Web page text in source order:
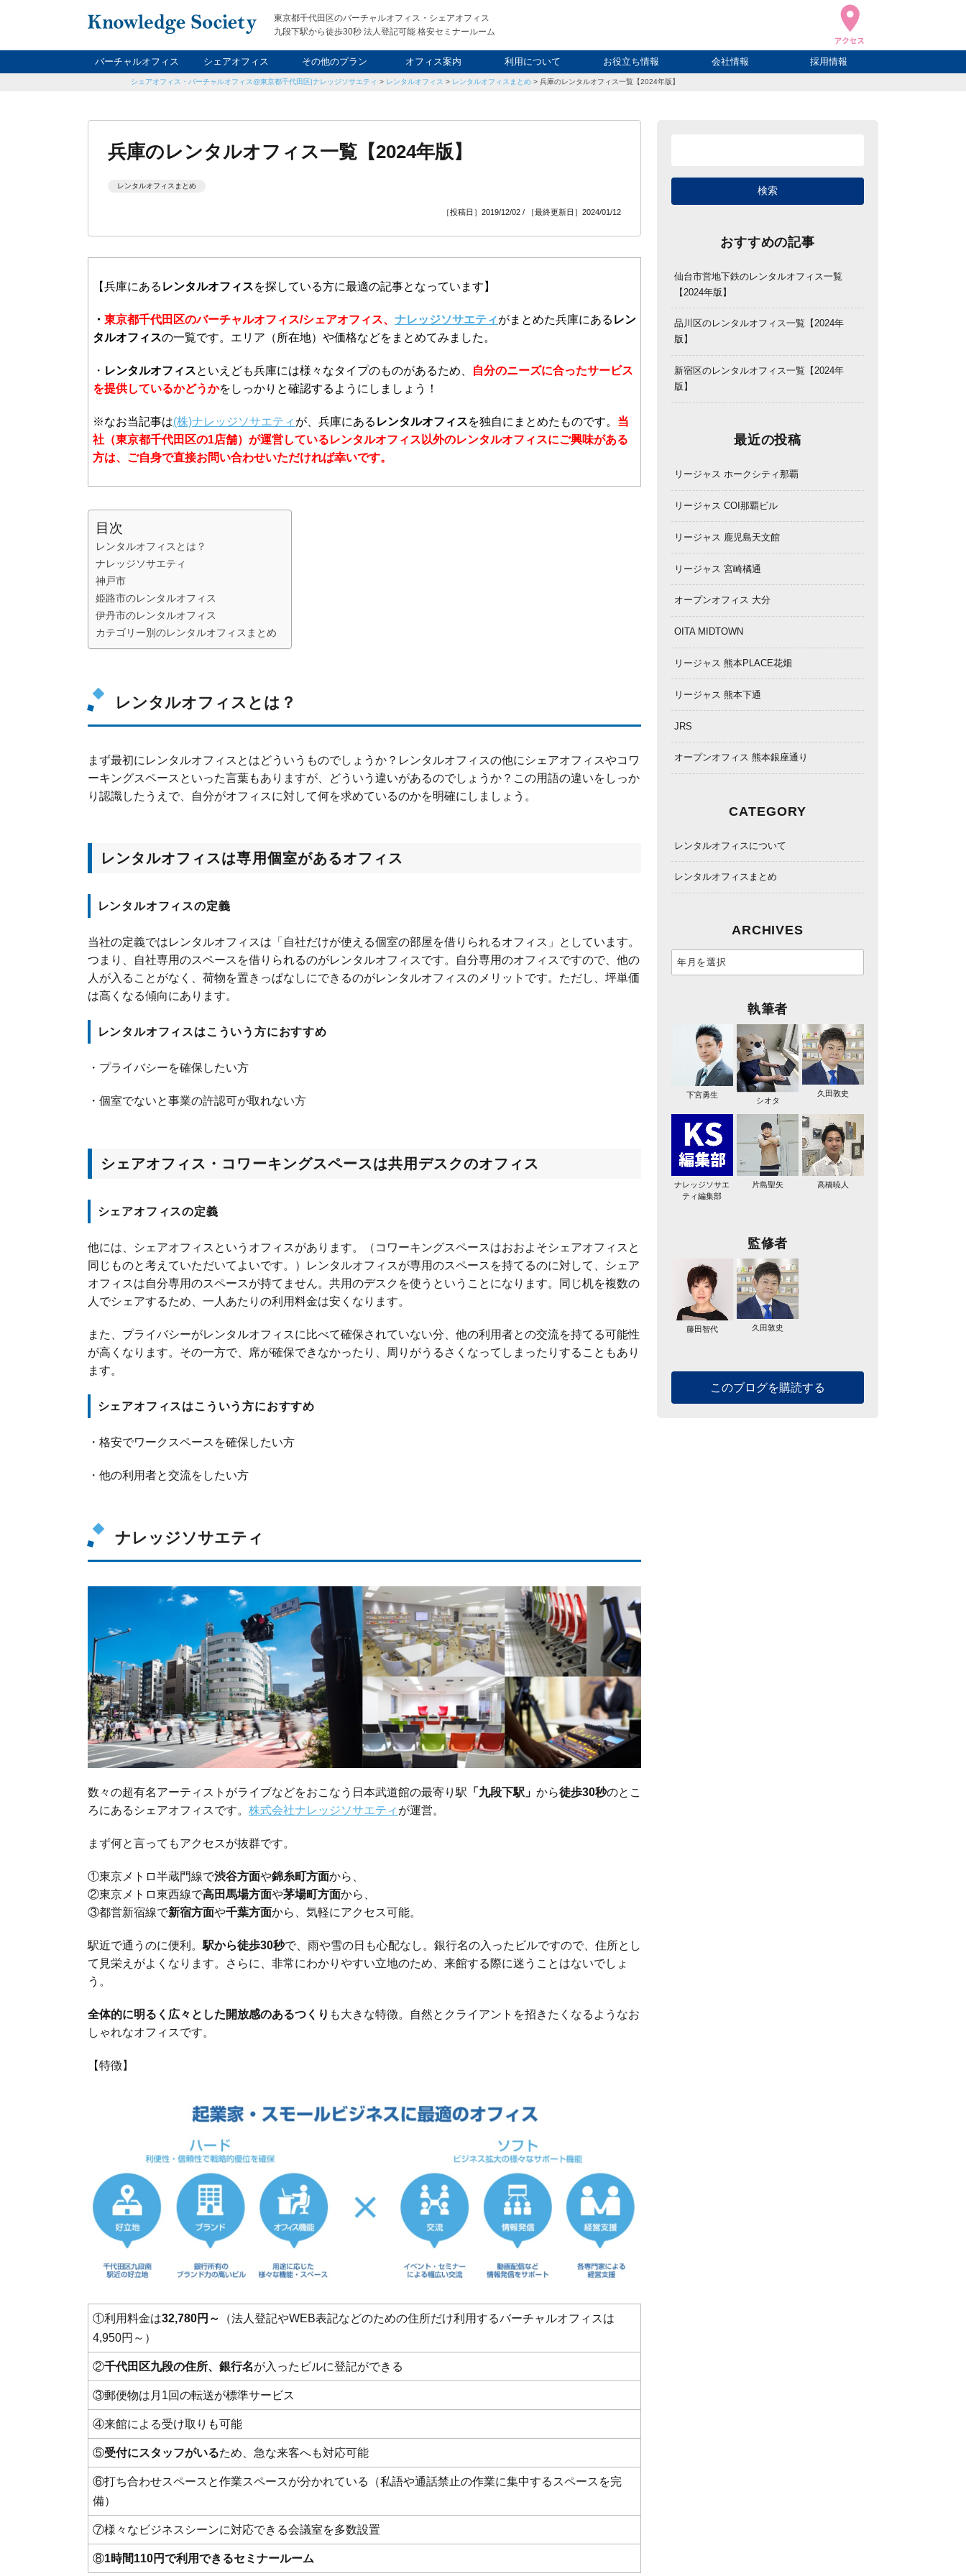
東京都千代田区のバーチャルオフィス・シェアオフィス
九段下駅から徒歩30秒 法人登記可能 格安セミナールーム
バーチャルオフィス シェアオフィス その他のプラン
レンタルオフィス
ナイト&ウィークエンド
貸し会議室
オフィス案内 利用について
利用料金
申込について
FAQ
お役立ち情報
起業ノウハウ
社長ブログ
スタッフブログ
会社情報 採用情報
シェアオフィス・バーチャルオフィス@東京都千代田区|ナレッジソサエティ > レンタルオフィス > レンタルオフィスまとめ > 兵庫のレンタルオフィス一覧【2024年版】
兵庫のレンタルオフィス一覧【2024年版】
レンタルオフィスまとめ
［投稿日］2019/12/02 / ［最終更新日］2024/01/12
【兵庫にある レンタルオフィスを探している方に最適の記事となっています】
・ 東京都千代田区のバーチャルオフィス/シェアオフィス、 ナレッジソサエティがまとめた兵庫にある レン
タルオフィスの一覧です。エリア（所在地）や価格などをまとめてみました。
・ レンタルオフィスといえども兵庫には様々なタイプのものがあるため、
自分のニーズに合ったサービス
を提供しているかどうかをしっかりと確認するようにしましょう！
※なお当記事は(株)ナレッジソサエティ が、兵庫にある レンタルオフィスを独自にまとめたものです。 当
社（東京都千代田区の1店舗）が運営しているレンタルオフィス以外のレンタルオフィスにご興味がある
方は、ご自身で直接お問い合わせいただければ幸いです。
目次
レンタルオフィスとは？
ナレッジソサエティ
神戸市
姫路市のレンタルオフィス
伊丹市のレンタルオフィス
カテゴリー別のレンタルオフィスまとめ
レンタルオフィスとは？
まず最初にレンタルオフィスとはどういうものでしょうか？レンタルオフィスの他にシェアオフィスやコワ
ーキングスペースといった言葉もありますが、どういう違いがあるのでしょうか？この用語の違いをしっか
り認識したうえで、自分がオフィスに対して何を求めているのかを明確にしましょう。
レンタルオフィスは専用個室があるオフィス
レンタルオフィスの定義
当社の定義ではレンタルオフィスは「自社だけが使える個室の部屋を借りられるオフィス」としています。
つまり、自社専用のスペースを借りられるのがレンタルオフィスです。自分専用のオフィスですので、他の
人が入ることがなく、荷物を置きっぱなしにできるのがレンタルオフィスのメリットです。ただし、坪単価
は高くなる傾向にあります。
レンタルオフィスはこういう方におすすめ
・プライバシーを確保したい方
・個室でないと事業の許認可が取れない方
シェアオフィス・コワーキングスペースは共用デスクのオフィス
シェアオフィスの定義
他には、シェアオフィスというオフィスがあります。（コワーキングスペースはおおよそシェアオフィスと
同じものと考えていただいてよいです。）レンタルオフィスが専用のスペースを持てるのに対して、シェア
オフィスは自分専用のスペースが持てません。共用のデスクを使うということになります。同じ机を複数の
人でシェアするため、一人あたりの利用料金は安くなります。
また、プライバシーがレンタルオフィスに比べて確保されていない分、他の利用者との交流を持てる可能性
が高くなります。その一方で、席が確保できなかったり、周りがうるさくなってしまったりすることもあり
ます。
シェアオフィスはこういう方におすすめ
・格安でワークスペースを確保したい方
・他の利用者と交流をしたい方
ナレッジソサエティ
数々の超有名アーティストがライブなどをおこなう日本武道館の最寄り駅 「九段下駅」 から徒歩30秒のとこ
ろにあるシェアオフィスです。 株式会社ナレッジソサエティ が運営。
まず何と言ってもアクセスが抜群です。
①東京メトロ半蔵門線で渋谷方面や錦糸町方面から、
②東京メトロ東西線で高田馬場方面や茅場町方面から、
③都営新宿線で新宿方面や千葉方面から、気軽にアクセス可能。
駅近で通うのに便利。駅から徒歩30秒で、雨や雪の日も心配なし。銀行名の入ったビルですので、住所とし
て見栄えがよくなります。さらに、非常にわかりやすい立地のため、来館する際に迷うことはないでしょ
う。
全体的に明るく広々とした開放感のあるつくり も大きな特徴。自然とクライアントを招きたくなるようなお
しゃれなオフィスです。
【特徴】
①利用料金は32,780円～
（法人登記やWEB表記などのための住所だけ利用するバーチャルオフィスは
4,950円～）
②千代田区九段の住所、銀行名が入ったビルに登記ができる
③郵便物は月1回の転送が標準サービス
④来館による受け取りも可能
⑤受付にスタッフがいるため、急な来客へも対応可能
⑥打ち合わせスペースと作業スペースが分かれている（私語や通話禁止の作業に集中するスペースを完
備）
⑦様々なビジネスシーンに対応できる会議室を多数設置
⑧1時間110円で利用できるセミナールーム
おすすめの記事
仙台市営地下鉄のレンタルオフィス一覧
【2024年版】
品川区のレンタルオフィス一覧【2024年
版】
新宿区のレンタルオフィス一覧【2024年
版】
最近の投稿
リージャス ホークシティ那覇
リージャス COI那覇ビル
リージャス 鹿児島天文館
リージャス 宮崎橘通
オープンオフィス 大分
OITA MIDTOWN
リージャス 熊本PLACE花畑
リージャス 熊本下通
JRS
オープンオフィス 熊本銀座通り
CATEGORY
レンタルオフィスについて
レンタルオフィスまとめ
ARCHIVES
執筆者
下宮勇生
シオタ
久田敦史
ナレッジソサエ
ティ編集部
片島聖矢 高橋暁人
監修者
藤田智代 久田敦史
このブログを購読する